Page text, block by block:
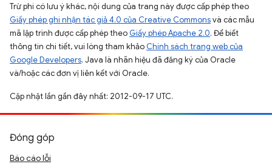
Trừ phi có lưu ý khác, nội dung của trang này được cấp phép theo
Giấy phép ghi nhận tác giả 4.0 của Creative Commonsvà các mẫu
mã lập trình được cấp phép theo Giấy phép Apache 2.0. Để biết
thông tin chi tiết, vui lòng tham khảo Chính sách trang web của
Google Developers. Java là nhãn hiệu đã đăng ký của Oracle
và/hoặc các đơn vị liên kết với Oracle.
Cập nhật lần gần đây nhất: 2012-09-17 UTC.
Đóng góp
Báo cáo lỗi